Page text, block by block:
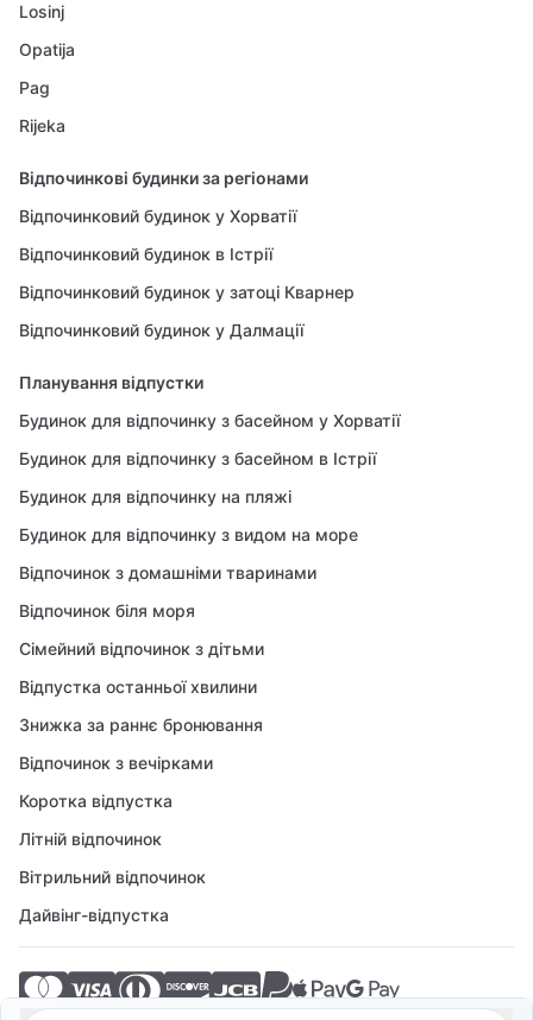
Losinj
Opatija
Pag
Rijeka
Відпочинкові будинки за регіонами
Відпочинковий будинок у Хорватії
Відпочинковий будинок в Істрії
Відпочинковий будинок у затоці Кварнер
Відпочинковий будинок у Далмації
Планування відпустки
Будинок для відпочинку з басейном у Хорватії
Будинок для відпочинку з басейном в Істрії
Будинок для відпочинку на пляжі
Будинок для відпочинку з видом на море
Відпочинок з домашніми тваринами
Відпочинок біля моря
Сімейний відпочинок з дітьми
Відпустка останньої хвилини
Знижка за раннє бронювання
Відпочинок з вечірками
Коротка відпустка
Літній відпочинок
Вітрильний відпочинок
Дайвінг-відпустка